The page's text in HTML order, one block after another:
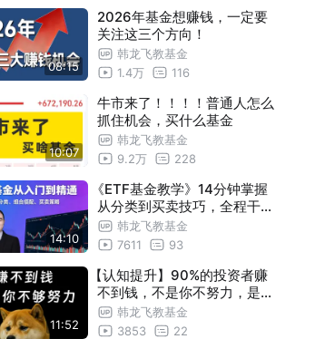
08:15
2026年基金想赚钱，一定要
关注这三个方向！
韩龙飞教基金
1.4万
116
10:07
牛市来了！！！！普通人怎么
抓住机会，买什么基金
韩龙飞教基金
9.2万
228
14:10
《ETF基金教学》14分钟掌握
从分类到买卖技巧，全程干货
，新手必看投资指南！
韩龙飞教基金
7611
93
11:52
【认知提升】90%的投资者赚
不到钱，不是你不努力，是路
子全错了...
韩龙飞教基金
3853
22